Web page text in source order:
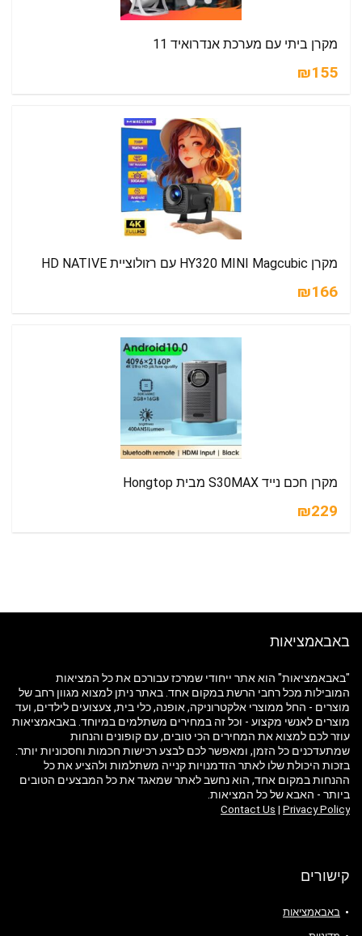
מקרן ביתי עם מערכת אנדרואיד 11
₪155
מקרן HY320 MINI Magcubic עם רזולוציית HD NATIVE
₪166
מקרן חכם נייד S30MAX מבית Hongtop
₪229
באבאמציאות
"באבאמציאות" הוא אתר ייחודי שמרכז עבורכם את כל המציאות
המובילות מכל רחבי הרשת במקום אחד. באתר ניתן למצוא מגוון רחב של
מוצרים - החל ממוצרי אלקטרוניקה, אופנה, כלי בית, צעצועים לילדים, ועד
מוצרים לאנשי מקצוע - וכל זה במחירים משתלמים במיוחד. באבאמציאות
עוזר לכם למצוא את המחירים הכי טובים, עם קופונים והנחות
שמתעדכנים כל הזמן, ומאפשר לכם לבצע רכישות חכמות וחסכוניות יותר.
בזכות היכולת שלו לאתר הזדמנויות קנייה משתלמות ולהציע את כל
ההנחות במקום אחד, הוא נחשב לאתר שמאגד את כל המבצעים הטובים
ביותר - האבא של כל המציאות.
Contact Us | Privacy Policy
קישורים
באבאמציאות